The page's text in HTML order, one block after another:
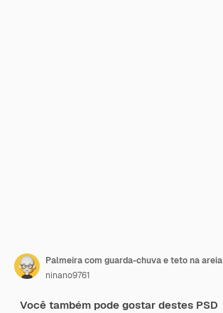
Palmeira com guarda-chuva e teto na areia
ninano9761
Você também pode gostar destes PSD